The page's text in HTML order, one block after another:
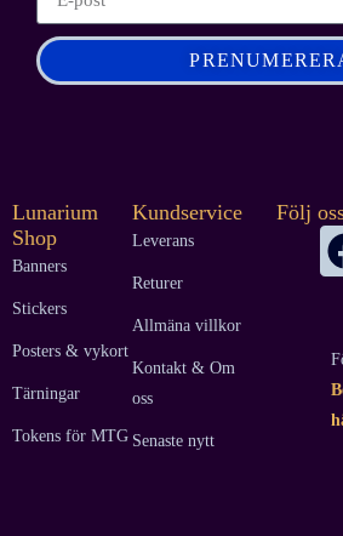
Lunarium
Shop
Banners
Stickers
Posters & vykort
Tärningar
Tokens för MTG
Kundservice
Leverans
Returer
Allmäna villkor
Kontakt & Om
oss
Senaste nytt
Följ